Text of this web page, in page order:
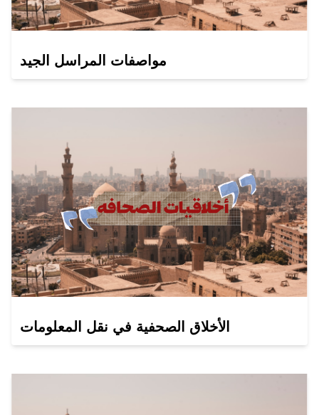
مواصفات المراسل الجيد
الأخلاق الصحفية في نقل المعلومات